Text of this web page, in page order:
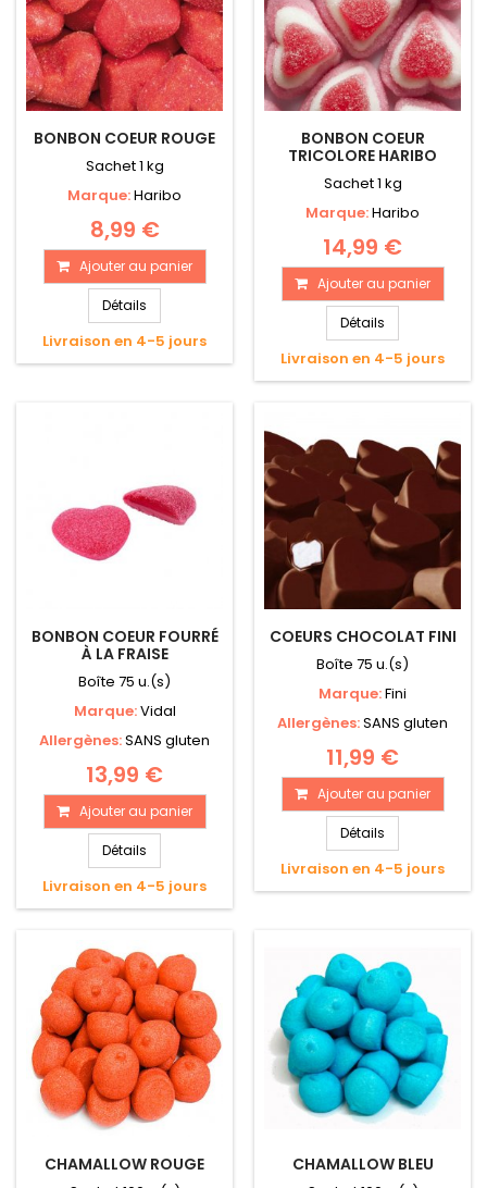
BONBON COEUR ROUGE
Sachet 1 kg
Marque:Haribo
8,99 €
Ajouter au panier
Détails
Livraison en 4-5 jours
BONBON COEUR
TRICOLORE HARIBO
Sachet 1 kg
Marque:Haribo
14,99 €
Ajouter au panier
Détails
Livraison en 4-5 jours
BONBON COEUR FOURRÉ
À LA FRAISE
Boîte 75 u.(s)
Marque:Vidal
Allergènes:SANS gluten
13,99 €
Ajouter au panier
Détails
Livraison en 4-5 jours
COEURS CHOCOLAT FINI
Boîte 75 u.(s)
Marque:Fini
Allergènes:SANS gluten
11,99 €
Ajouter au panier
Détails
Livraison en 4-5 jours
CHAMALLOW ROUGE CHAMALLOW BLEU